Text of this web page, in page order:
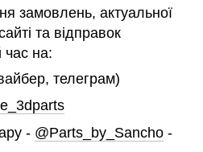
замовлень, актуальної
та відправок
час на:
телеграм)
- @Parts_by_Sancho -